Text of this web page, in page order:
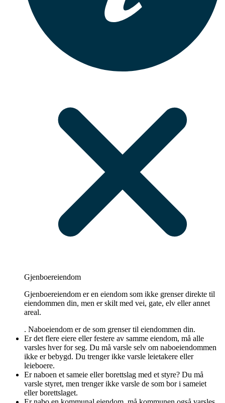
Gjenboereiendom
Gjenboereiendom er en eiendom som ikke grenser direkte til
eiendommen din, men er skilt med vei, gate, elv eller annet
areal.
. Naboeiendom er de som grenser til eiendommen din.
Er det flere eiere eller festere av samme eiendom, må alle
varsles hver for seg. Du må varsle selv om naboeiendommen
ikke er bebygd. Du trenger ikke varsle leietakere eller
leieboere.
Er naboen et sameie eller borettslag med et styre? Du må
varsle styret, men trenger ikke varsle de som bor i sameiet
eller borettslaget.